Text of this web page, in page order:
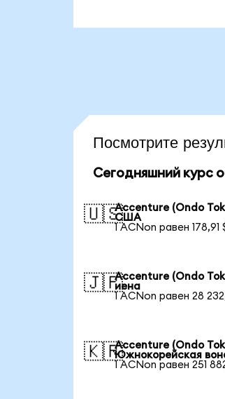
Посмотрите
Сегодняшний курс
🇺🇸Accenture (Ondo
США
1 ACNon равен 178,91
🇯🇵Accenture (Ondo
иена
1 ACNon равен 28
🇰🇷Accenture (Ondo
Южнокорейская
1 ACNon равен 251